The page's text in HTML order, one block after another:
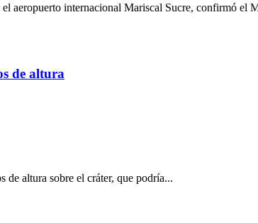
aeropuerto internacional Mariscal Sucre, confirmó el
de altura
de altura sobre el cráter, que podría...